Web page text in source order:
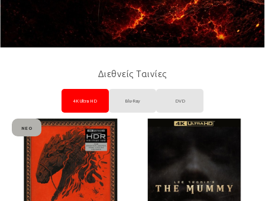
Διεθνείς Ταινίες
4K Ultra HD Blu-Ray DVD
ΝΈΟ